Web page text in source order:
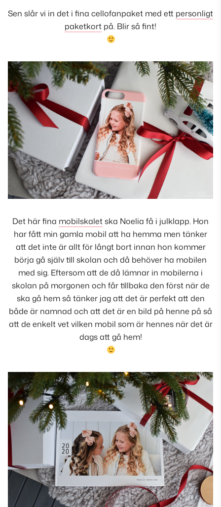
Sen slår vi in det i fina cellofanpaket med ett personligt
paketkort på. Blir så fint!
Det här fina mobilskaletska Noelia få i julklapp. Hon
har fått min gamla mobil att ha hemma men tänker
att det inte är allt för långt bort innan hon kommer
börja gå själv till skolan och då behöver ha mobilen
med sig. Eftersom att de då lämnar in mobilerna i
skolan på morgonen och får tillbaka den först när de
ska gå hem så tänker jag att det är perfekt att den
både är namnad och att det är en bild på henne på så
att de enkelt vet vilken mobil som är hennes när det är
dags att gå hem!